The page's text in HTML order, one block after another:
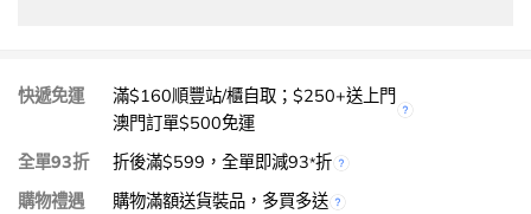
快遞免運
滿$160順豐站/櫃自取；$250+送上門
澳門訂單$500免運
全單93折
折後滿$599，全單即減93*折
購物禮遇
購物滿額送貨裝品，多買多送